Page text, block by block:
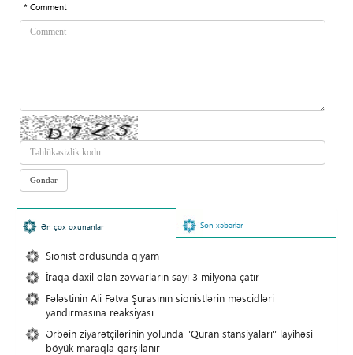
* Comment
Ən çox oxunanlar Son xəbərlər
Sionist ordusunda qiyam
İraqa daxil olan zəvvarların sayı 3 milyona çatır
Fələstinin Ali Fətva Şurasının sionistlərin məscidləri
yandırmasına reaksiyası
Ərbəin ziyarətçilərinin yolunda "Quran stansiyaları" layihəsi
böyük maraqla qarşılanır